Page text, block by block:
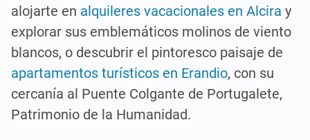
alojarte en alquileres vacacionales en Alcira y
explorar sus emblemáticos molinos de viento
blancos, o descubrir el pintoresco paisaje de
apartamentos turísticos en Erandio, con su
cercanía al Puente Colgante de Portugalete,
Patrimonio de la Humanidad.